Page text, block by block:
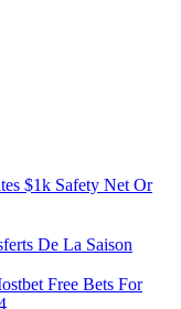
$1k Safety Net Or
De La Saison
Free Bets For